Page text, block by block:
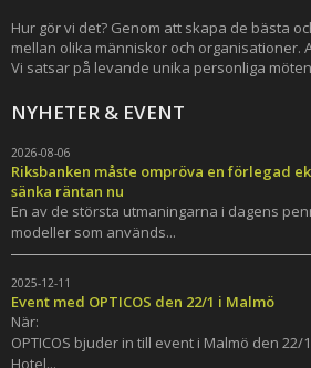
Hur gör vi det? Genom att skapa de bästa
mellan olika människor och organisationer.
Vi satsar på levande unika personliga
NYHETER & EVENT
2026-08-06
Riksbanken måste ompröva en förlegad
sänka räntan nu
En av de största utmaningarna i dagens
modeller som används...
2025-12-11
Event med OPTICOS den 22/1 i Malmö
När:
OPTICOS bjuder in till event i Malmö den 22/
Hotel...